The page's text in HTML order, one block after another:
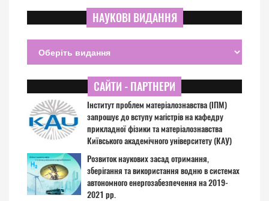
НАУКОВІ ВИДАННЯ
САЙТИ - ПАРТНЕРИ
Інститут проблем матеріалознавства (ІПМ)
запрошує до вступу магістрів на кафедру
прикладної фізики та матеріалознавства
Київського академічного університету (КАУ)
Розвиток наукових засад отримання,
зберігання та використання водню в системах
автономного енергозабезпечення на 2019-
2021 рр.